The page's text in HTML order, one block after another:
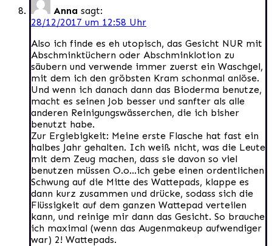
Anna sagt:
28/12/2017 um 12:58 Uhr
Also ich finde es eh utopisch, das Gesicht NUR mit
Abschminktüchern oder Abschminklotion zu
säubern und verwende immer zuerst ein Waschgel,
mit dem ich den gröbsten Kram schonmal anlöse.
Und wenn ich danach dann das Bioderma benutze,
macht es seinen Job besser und sanfter als alle
anderen Reinigungswässerchen, die ich bisher
benutzt habe.
Zur Ergiebigkeit: Meine erste Flasche hat fast ein
halbes Jahr gehalten. Ich weiß nicht, was die Leute
mit dem Zeug machen, dass sie davon so viel
benutzen müssen O.o…ich gebe einen ordentlichen
Schwung auf die Mitte des Wattepads, klappe es
dann kurz zusammen und drücke, sodass sich die
Flüssigkeit auf dem ganzen Wattepad verteilen
kann, und reinige mir dann das Gesicht. So brauche
ich maximal (wenn das Augenmakeup aufwendiger
war) 2! Wattepads.